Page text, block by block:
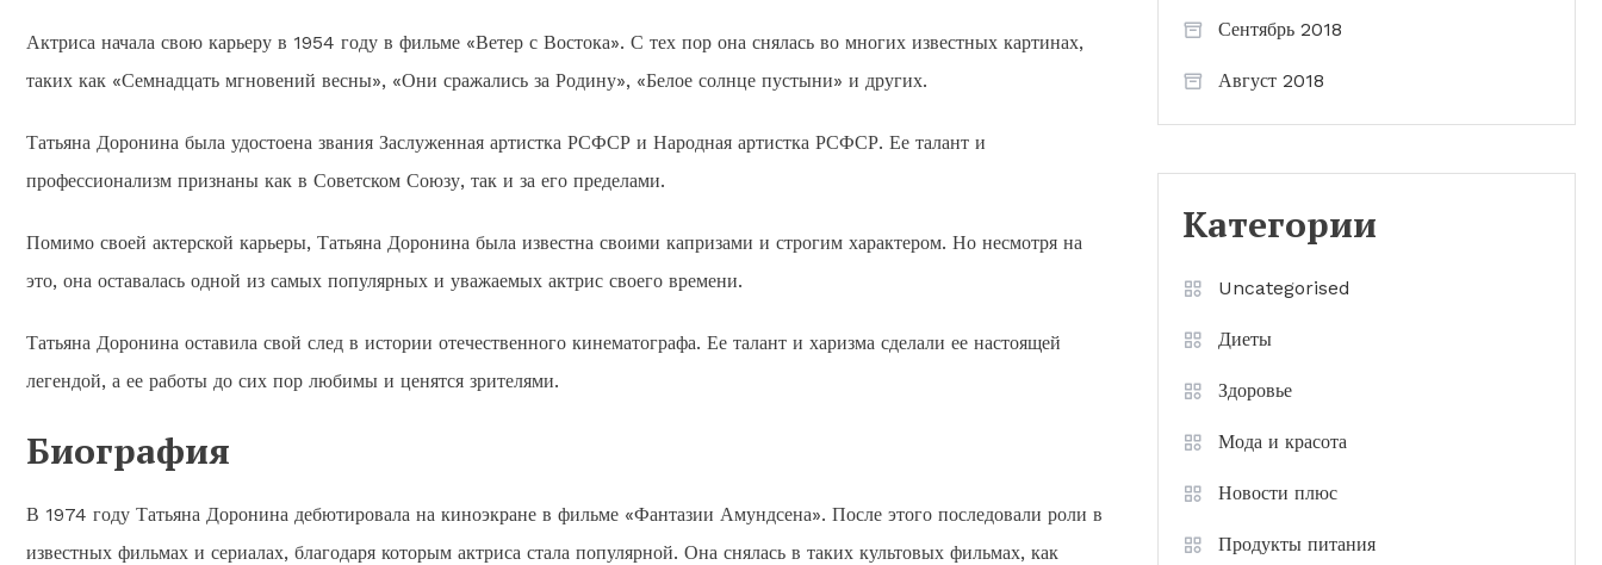
Актриса начала свою карьеру в 1954 году в фильме «Ветер с Востока». С тех пор она снялась во многих известных картинах,
таких как «Семнадцать мгновений весны», «Они сражались за Родину», «Белое солнце пустыни» и других.
Татьяна Доронина была удостоена звания Заслуженная артистка РСФСР и Народная артистка РСФСР. Ее талант и
профессионализм признаны как в Советском Союзу, так и за его пределами.
Помимо своей актерской карьеры, Татьяна Доронина была известна своими капризами и строгим характером. Но несмотря на
это, она оставалась одной из самых популярных и уважаемых актрис своего времени.
Татьяна Доронина оставила свой след в истории отечественного кинематографа. Ее талант и харизма сделали ее настоящей
легендой, а ее работы до сих пор любимы и ценятся зрителями.
Биография
В 1974 году Татьяна Доронина дебютировала на киноэкране в фильме «Фантазии Амундсена». После этого последовали роли в
известных фильмах и сериалах, благодаря которым актриса стала популярной. Она снялась в таких культовых фильмах, как
Сентябрь 2018
Август 2018
Категории
Uncategorised
Диеты
Здоровье
Мода и красота
Новости плюс
Продукты питания